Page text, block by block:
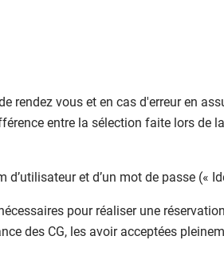
rendez vous et en cas d'erreur en
entre la sélection faite lors de
et d’un mot de passe («
pour réaliser une
des CG, les avoir acceptées